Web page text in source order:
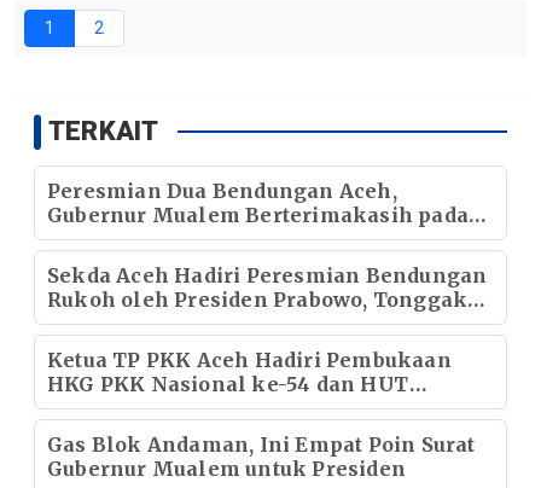
1 2
TERKAIT
Peresmian Dua Bendungan Aceh,
Gubernur Mualem Berterimakasih pada
Presiden Prabowo
Sekda Aceh Hadiri Peresmian Bendungan
Rukoh oleh Presiden Prabowo, Tonggak
Baru Ketahanan Pangan Aceh
Ketua TP PKK Aceh Hadiri Pembukaan
HKG PKK Nasional ke-54 dan HUT
Dekranas ke-46
Gas Blok Andaman, Ini Empat Poin Surat
Gubernur Mualem untuk Presiden